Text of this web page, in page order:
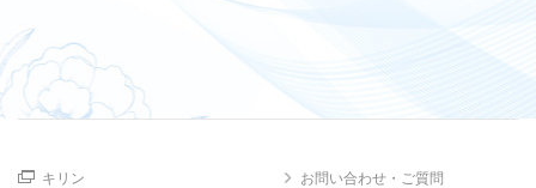
キリン お問い合わせ・ご質問